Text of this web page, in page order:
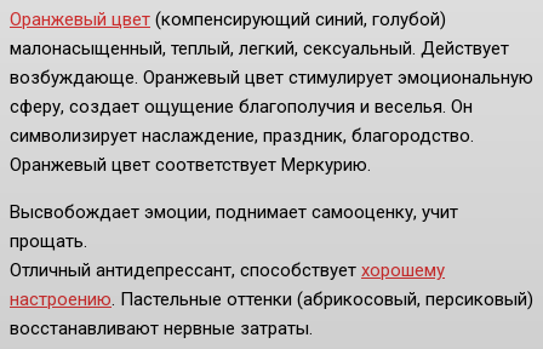
Оранжевый цвет (компенсирующий синий, голубой)
малонасыщенный, теплый, легкий, сексуальный. Действует
возбуждающе. Оранжевый цвет стимулирует эмоциональную
сферу, создает ощущение благополучия и веселья. Он
символизирует наслаждение, праздник, благородство.
Оранжевый цвет соответствует Меркурию.
Высвобождает эмоции, поднимает самооценку, учит
прощать.
Отличный антидепрессант, способствует хорошему
настроению. Пастельные оттенки (абрикосовый, персиковый)
восстанавливают нервные затраты.